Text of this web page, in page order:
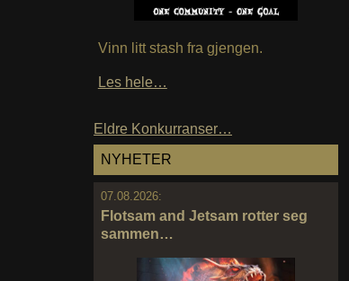
Vinn litt stash fra gjengen.
Les hele…
Eldre Konkurranser…
NYHETER
07.08.2026:
Flotsam and Jetsam rotter seg
sammen…